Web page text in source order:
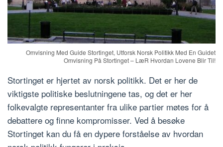
Omvisning Med Guide Stortinget, Utforsk Norsk Politikk Med En Guidet
Omvisning På Stortinget – LæR Hvordan Lovene Blir Til!
Stortinget er hjertet av norsk politikk. Det er her de
viktigste politiske beslutningene tas, og det er her
folkevalgte representanter fra ulike partier møtes for å
debattere og finne kompromisser. Ved å besøke
Stortinget kan du få en dypere forståelse av hvordan